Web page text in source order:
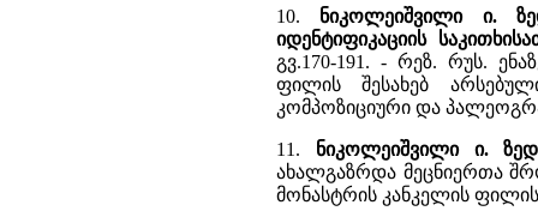
10. ნიკოლეიშვილი ი.
იდენტიფიკაციის
გვ.170-191. - რეზ. რუს.
ფილის შესახებ
კომპოზიციური და
11. ნიკოლეიშვილი ი.
ახალგაზრდა მეცნიერთა
მონასტრის კანკელის